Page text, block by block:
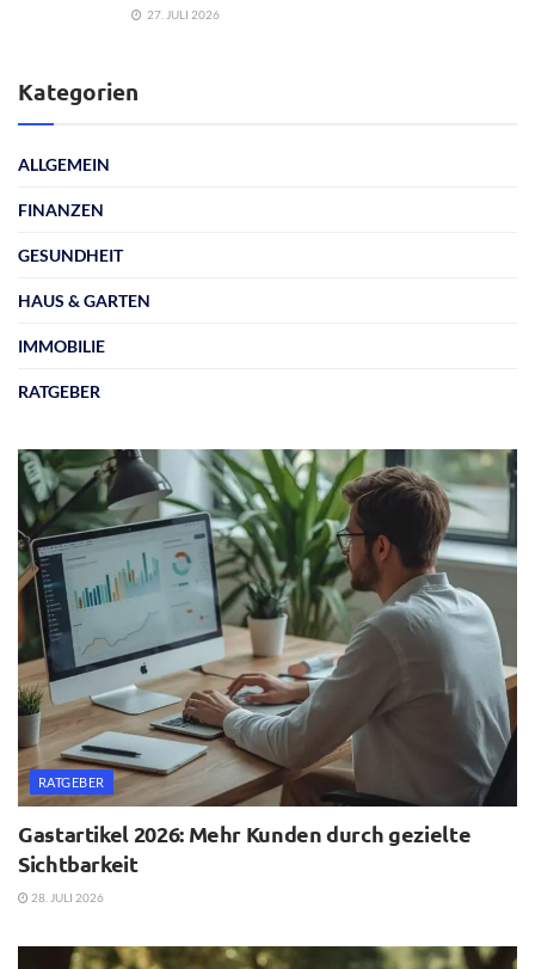
27. JULI 2026
Kategorien
ALLGEMEIN
FINANZEN
GESUNDHEIT
HAUS & GARTEN
IMMOBILIE
RATGEBER
RATGEBER
Gastartikel 2026: Mehr Kunden durch gezielte
Sichtbarkeit
28. JULI 2026